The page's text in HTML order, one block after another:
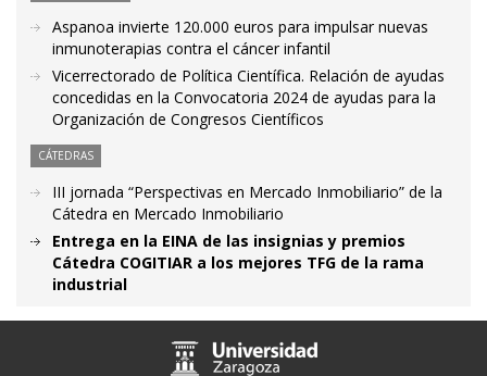
Aspanoa invierte 120.000 euros para impulsar nuevas
inmunoterapias contra el cáncer infantil
Vicerrectorado de Política Científica. Relación de ayudas
concedidas en la Convocatoria 2024 de ayudas para la
Organización de Congresos Científicos
CÁTEDRAS
III jornada “Perspectivas en Mercado Inmobiliario” de la
Cátedra en Mercado Inmobiliario
Entrega en la EINA de las insignias y premios
Cátedra COGITIAR a los mejores TFG de la rama
industrial